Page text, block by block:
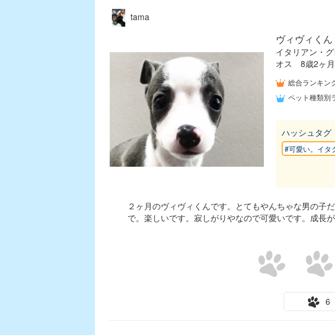
tama
ヴィヴィくん
イタリアン・
オス 8歳2ヶ月
総合ランキン
ペット種類別
ハッシュタグ
#可愛い。イタ
２ヶ月のヴィヴィくんです。とてもやんちゃな男の子
で。楽しいです。寂しがりやなので可愛いです。成長が
6